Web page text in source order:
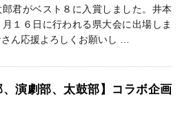
君がベスト８に入賞しました。井本
月１６日に行われる県大会に出場しま
ん応援よろしくお願いし …
、演劇部、太鼓部】コラボ企画